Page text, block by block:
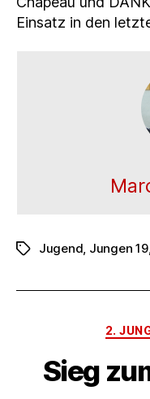
Einsatz in den
Schlagwörter
Jugend, Jungen 19,
2.
Sieg